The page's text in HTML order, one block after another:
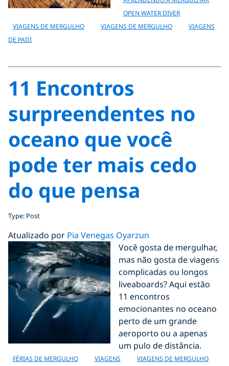
OPEN WATER DIVER
VIAGENS DE MERGULHO
VIAGENS DE MERGULHO
VIAGENS
DE PADI
11 Encontros
surpreendentes no
oceano que você
pode ter mais cedo
do que pensa
Type: Post
Atualizado por Pia Venegas Oyarzun
Você gosta de mergulhar,
mas não gosta de viagens
complicadas ou longos
liveaboards? Aqui estão
11 encontros
emocionantes no oceano
perto de um grande
aeroporto ou a apenas
um pulo de distância.
FÉRIAS DE MERGULHO VIAGENS
VIAGENS DE MERGULHO